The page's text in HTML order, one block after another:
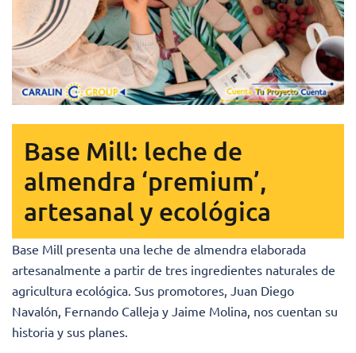
Base Mill: leche de
almendra ‘premium’,
artesanal y ecológica
Base Mill presenta una leche de almendra elaborada
artesanalmente a partir de tres ingredientes naturales de
agricultura ecológica. Sus promotores, Juan Diego
Navalón, Fernando Calleja y Jaime Molina, nos cuentan su
historia y sus planes.